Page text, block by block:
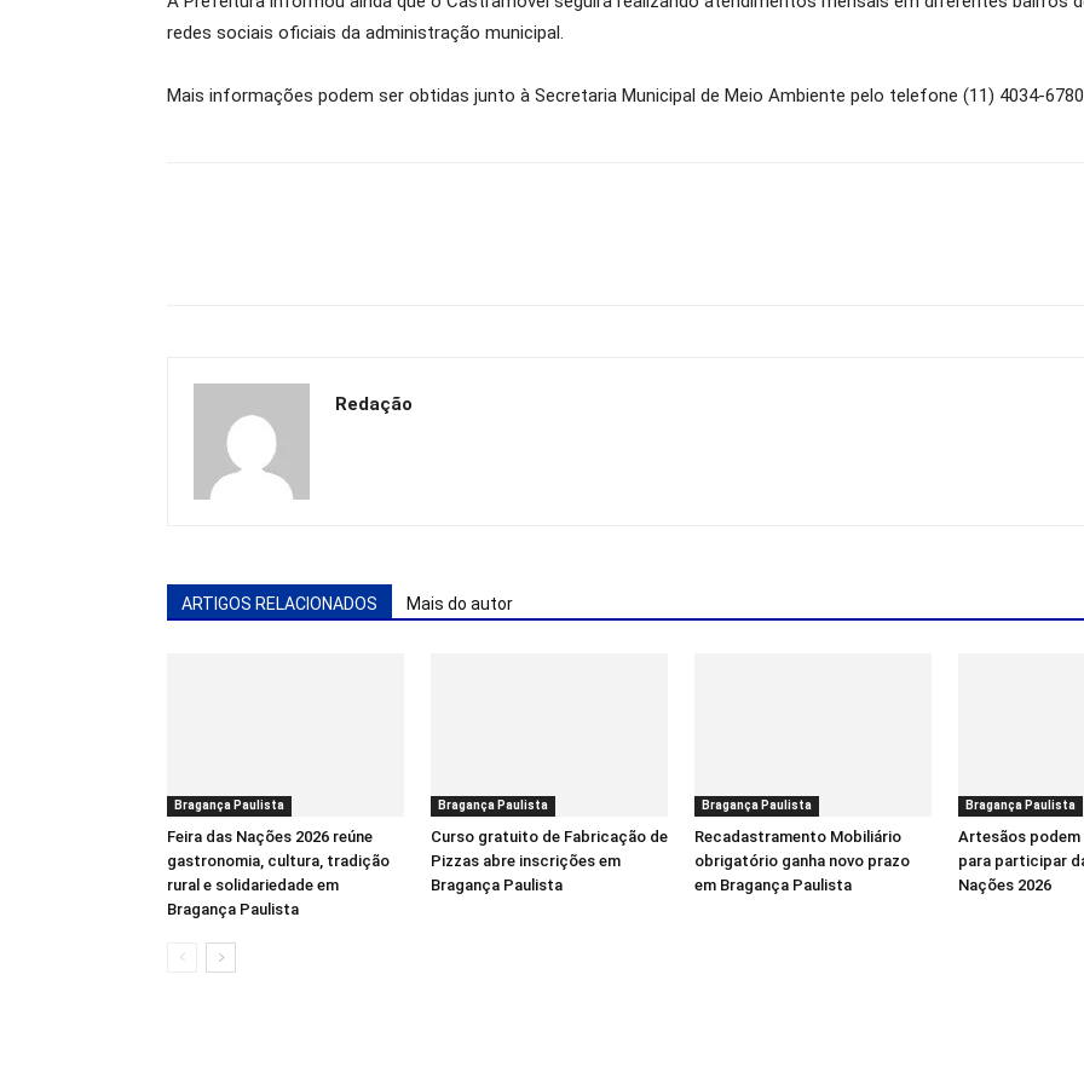
redes sociais oficiais da administração municipal.
Mais informações podem ser obtidas junto à Secretaria Municipal de Meio Ambiente pelo telefone (11) 4034-
Redação
ARTIGOS RELACIONADOS Mais do autor
Bragança Paulista
Feira das Nações 2026 reúne
gastronomia, cultura, tradição
rural e solidariedade em
Bragança Paulista
Bragança Paulista
Curso gratuito de Fabricação de
Pizzas abre inscrições em
Bragança Paulista
Bragança Paulista
Recadastramento Mobiliário
obrigatório ganha novo prazo
em Bragança Paulista
Bragança Paulista
Artesãos podem
para participar
Nações 2026